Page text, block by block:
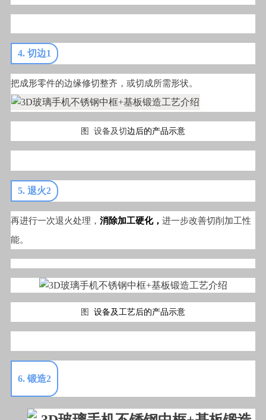
4. 切边1
把成形零件的边缘修切整齐，或切成所需形状。
图 设备及切边后的产品示意
5. 退火2
再进行一次退火处理， 消除加工硬化， 进一步改善切削加工性
能。
图 设备及工艺后的产品示意
6. 锻造2